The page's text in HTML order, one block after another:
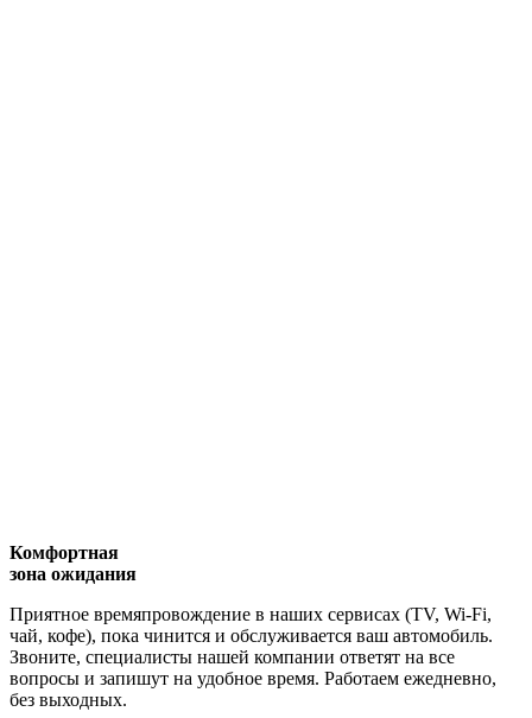
Комфортная
зона ожидания
Приятное времяпровождение в наших сервисах (TV, Wi-Fi,
чай, кофе), пока чинится и обслуживается ваш автомобиль.
Звоните, специалисты нашей компании ответят на все
вопросы и запишут на удобное время. Работаем ежедневно,
без выходных.